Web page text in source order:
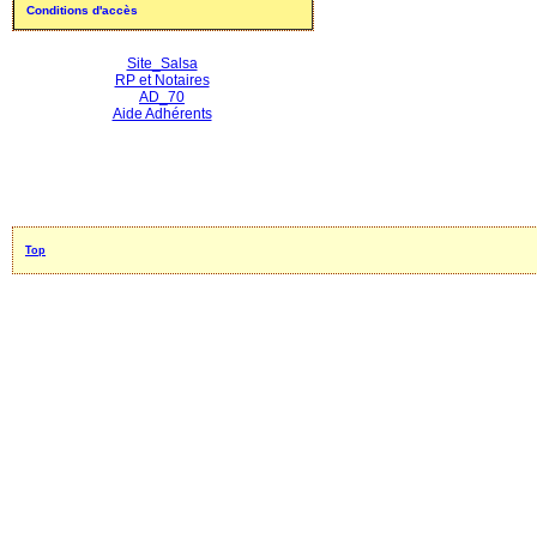
Conditions d'accès
Site_Salsa
RP et Notaires
AD_70
Aide Adhérents
Top